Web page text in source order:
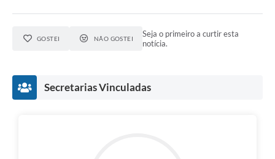
GOSTEI NÃO GOSTEI
Seja o primeiro a curtir esta
notícia.
Secretarias Vinculadas